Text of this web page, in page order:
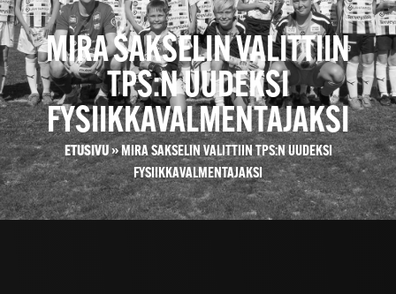
MIRA SAKSELIN VALITTIIN
TPS:N UUDEKSI
FYSIIKKAVALMENTAJAKSI
ETUSIVU»MIRA SAKSELIN VALITTIIN TPS:N UUDEKSI
FYSIIKKAVALMENTAJAKSI